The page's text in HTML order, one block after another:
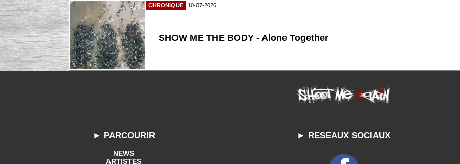
CHRONIQUE 10-07-2026
SHOW ME THE BODY - Alone Together
► PARCOURIR
NEWS
ARTISTES
► RESEAUX SOCIAUX